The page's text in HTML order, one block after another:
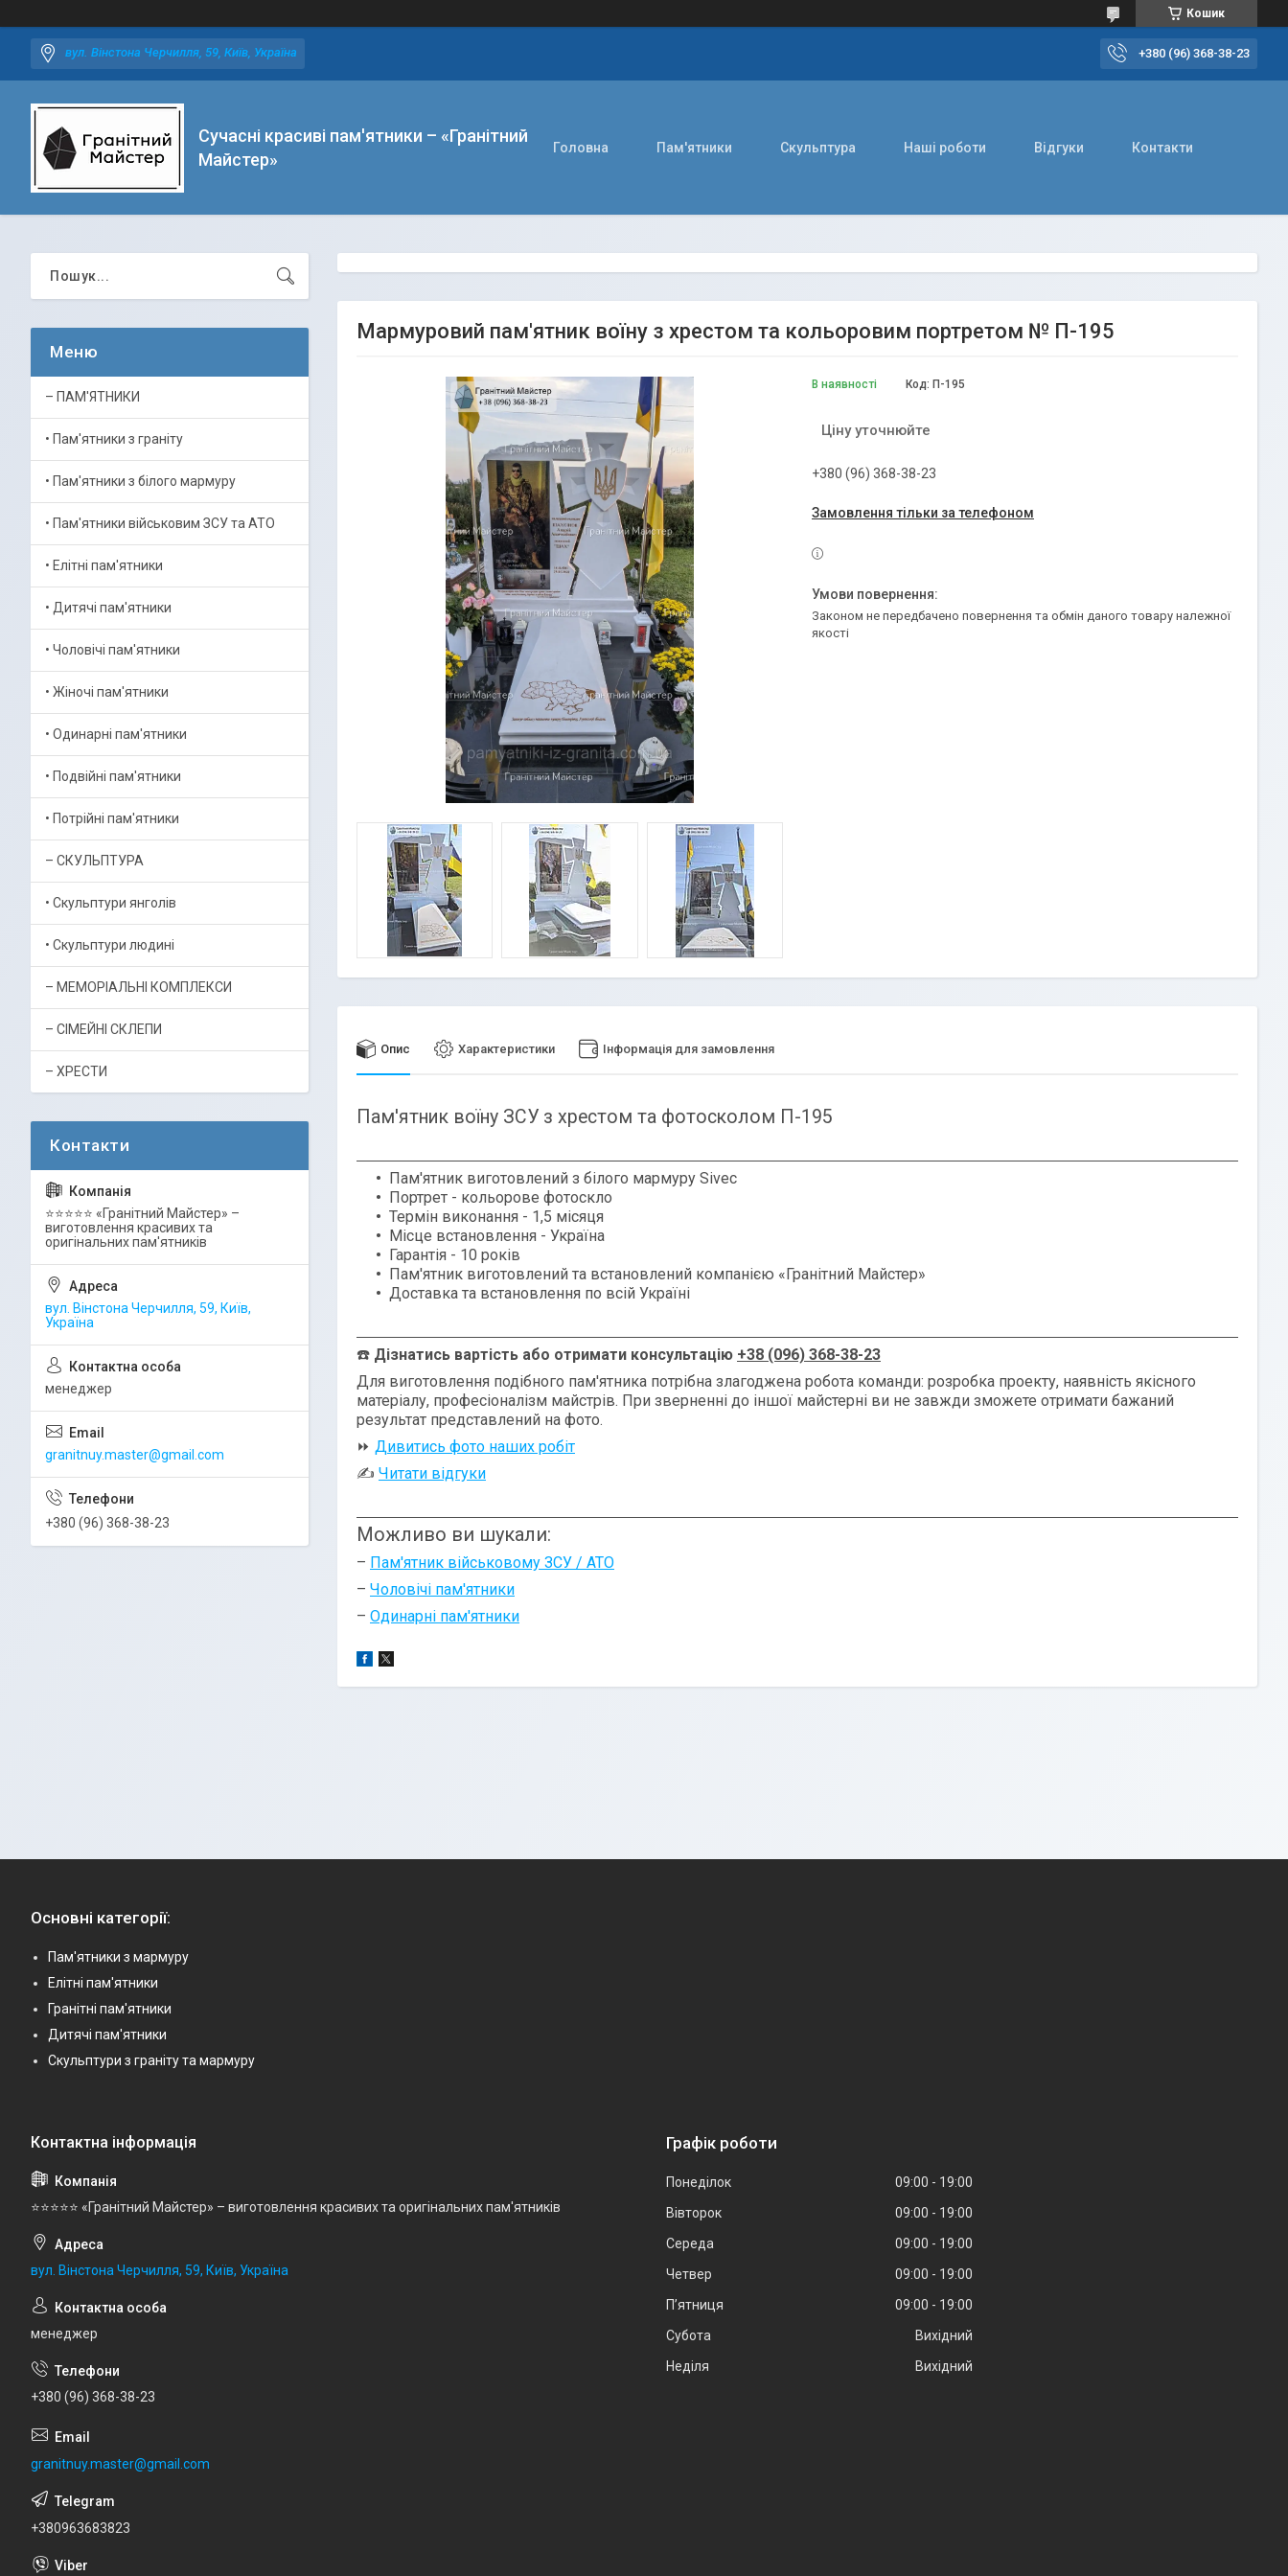
Кошик
вул. Вінстона Черчилля, 59, Київ, Україна +380 (96) 368-38-23
Сучасні красиві пам'ятники – «Гранітний
Майстер»
Головна Пам'ятники Скульптура Наші роботи Відгуки Контакти
Мармуровий пам'ятник воїну з хрестом та кольоровим портретом № П-195
В наявності Код: П-195
Ціну уточнюйте
+380 (96) 368-38-23
Замовлення тільки за телефоном
Законом не передбачено повернення та обмін даного товару належної
якості
Опис Характеристики Інформація для замовлення
Пам'ятник воїну ЗСУ з хрестом та фотосколом П-195
Пам'ятник виготовлений з білого мармуру Sivec
Портрет - кольорове фотоскло
Термін виконання - 1,5 місяця
Місце встановлення - Україна
Гарантія - 10 років
Пам'ятник виготовлений та встановлений компанією «Гранітний Майстер»
Доставка та встановлення по всій Україні
☎️ Дізнатись вартість або отримати консультацію +38 (096) 368-38-23
Для виготовлення подібного пам'ятника потрібна злагоджена робота команди: розробка проекту, наявність якісного
матеріалу, професіоналізм майстрів. При зверненні до іншої майстерні ви не завжди зможете отримати бажаний
результат представлений на фото.
⏩ Дивитись фото наших робіт
✍ Читати відгуки
Можливо ви шукали:
– Пам'ятник військовому ЗСУ / АТО
– Чоловічі пам'ятники
– Одинарні пам'ятники
– ПАМ'ЯТНИКИ
• Пам'ятники з граніту
• Пам'ятники з білого мармуру
• Пам'ятники військовим ЗСУ та АТО
• Елітні пам'ятники
• Дитячі пам'ятники
• Чоловічі пам'ятники
• Жіночі пам'ятники
• Одинарні пам'ятники
• Подвійні пам'ятники
• Потрійні пам'ятники
– СКУЛЬПТУРА
• Скульптури янголів
• Скульптури людині
– МЕМОРІАЛЬНІ КОМПЛЕКСИ
– СІМЕЙНІ СКЛЕПИ
– ХРЕСТИ
⭐⭐⭐⭐⭐ «Гранітний Майстер» –
виготовлення красивих та
оригінальних пам'ятників
вул. Вінстона Черчилля, 59, Київ,
Україна
менеджер
granitnuy.master@gmail.com
+380 (96) 368-38-23
Основні категорії:
Пам'ятники з мармуру
Елітні пам'ятники
Гранітні пам'ятники
Дитячі пам'ятники
Скульптури з граніту та мармуру
⭐⭐⭐⭐⭐ «Гранітний Майстер» – виготовлення красивих та оригінальних пам'ятників
вул. Вінстона Черчилля, 59, Київ, Україна
менеджер
+380 (96) 368-38-23
granitnuy.master@gmail.com
+380963683823
Графік роботи
Понеділок 09:00
19:00
Вівторок
09:00
19:00
Середа
09:00
19:00
Четвер
09:00
19:00
Пʼятниця
09:00
19:00
Субота
Вихідний
Неділя
Вихідний